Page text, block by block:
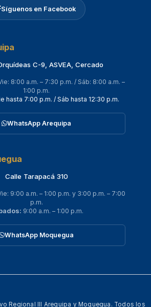
Síguenos en Facebook
Orquídeas C-9, ASVEA, Cercado
8:00 a.m. – 7:30 p.m. / Sáb: 8:00 a.m. –
1:00 p.m.
hasta 7:00 p.m. / Sáb hasta 12:30 p.m.
WhatsApp Arequipa
Calle Tarapacá 310
9:00 a.m. – 1:00 p.m. y 3:00 p.m. – 7:00
p.m.
9:00 a.m. – 1:00 p.m.
WhatsApp Moquegua